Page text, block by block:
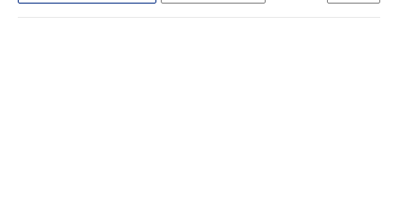
Санкт-Петербург
Россия
Коррупция